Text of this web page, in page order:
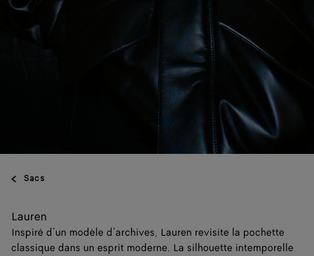
Sacs
Lauren
Inspiré d’un modèle d’archives, Lauren revisite la pochette
classique dans un esprit moderne. La silhouette intemporelle